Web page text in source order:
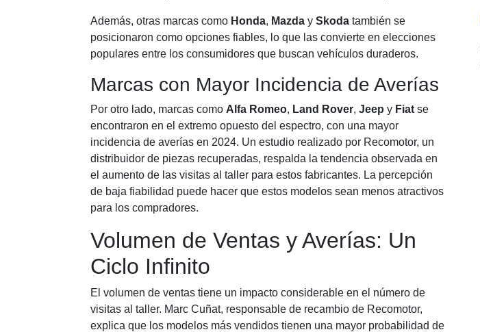
Además, otras marcas como Honda, Mazda y Skoda también se
posicionaron como opciones fiables, lo que las convierte en elecciones
populares entre los consumidores que buscan vehículos duraderos.
Marcas con Mayor Incidencia de Averías
Por otro lado, marcas como Alfa Romeo, Land Rover, Jeep y Fiat se
encontraron en el extremo opuesto del espectro, con una mayor
incidencia de averías en 2024. Un estudio realizado por Recomotor, un
distribuidor de piezas recuperadas, respalda la tendencia observada en
el aumento de las visitas al taller para estos fabricantes. La percepción
de baja fiabilidad puede hacer que estos modelos sean menos atractivos
para los compradores.
Volumen de Ventas y Averías: Un
Ciclo Infinito
El volumen de ventas tiene un impacto considerable en el número de
visitas al taller. Marc Cuñat, responsable de recambio de Recomotor,
explica que los modelos más vendidos tienen una mayor probabilidad de